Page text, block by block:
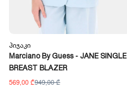
Პიჯაკი
Marciano By Guess - JANE SINGLE
BREAST BLAZER
569,00 ₾949,00 ₾